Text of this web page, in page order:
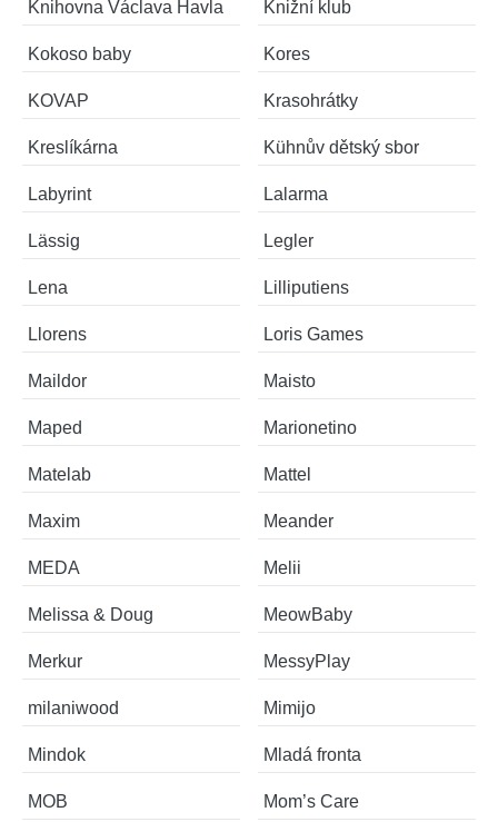
Knihovna Václava Havla Knižní klub
Kokoso baby Kores
KOVAP Krasohrátky
Kreslíkárna Kühnův dětský sbor
Labyrint Lalarma
Lässig Legler
Lena Lilliputiens
Llorens Loris Games
Maildor Maisto
Maped Marionetino
Matelab Mattel
Maxim Meander
MEDA Melii
Melissa & Doug MeowBaby
Merkur MessyPlay
milaniwood Mimijo
Mindok Mladá fronta
MOB Mom’s Care